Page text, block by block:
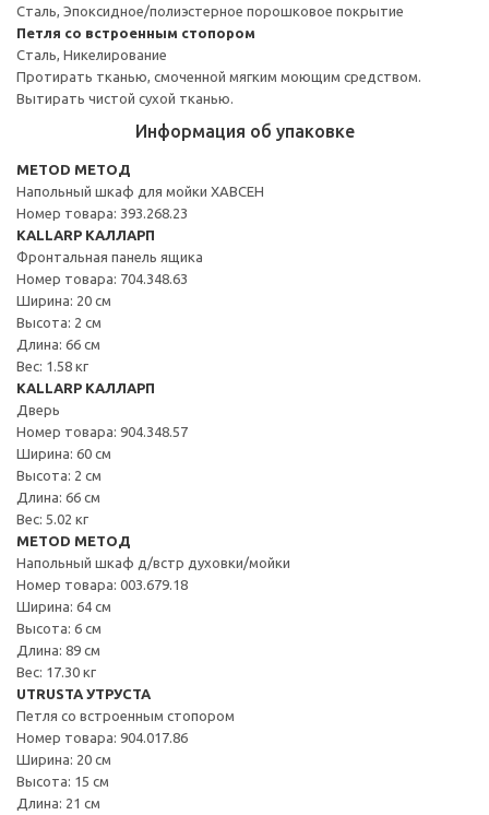
Сталь, Эпоксидное/полиэстерное порошковое покрытие
Петля со встроенным стопором
Сталь, Никелирование
Протирать тканью, смоченной мягким моющим средством.
Вытирать чистой сухой тканью.
Информация об упаковке
METOD МЕТОД
Напольный шкаф для мойки ХАВСЕН
Номер товара: 393.268.23
KALLARP КАЛЛАРП
Фронтальная панель ящика
Номер товара: 704.348.63
Ширина: 20 см
Высота: 2 см
Длина: 66 см
Вес: 1.58 кг
KALLARP КАЛЛАРП
Дверь
Номер товара: 904.348.57
Ширина: 60 см
Высота: 2 см
Длина: 66 см
Вес: 5.02 кг
METOD МЕТОД
Напольный шкаф д/встр духовки/мойки
Номер товара: 003.679.18
Ширина: 64 см
Высота: 6 см
Длина: 89 см
Вес: 17.30 кг
UTRUSTA УТРУСТА
Петля со встроенным стопором
Номер товара: 904.017.86
Ширина: 20 см
Высота: 15 см
Длина: 21 см